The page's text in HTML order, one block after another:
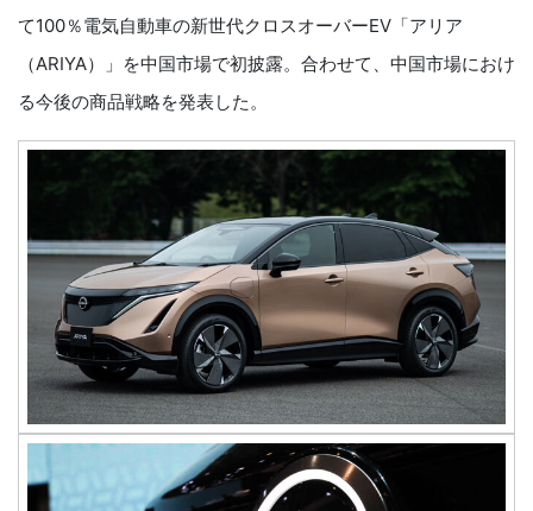
て100％電気自動車の新世代クロスオーバーEV「アリア
（ARIYA）」を中国市場で初披露。合わせて、中国市場におけ
る今後の商品戦略を発表した。